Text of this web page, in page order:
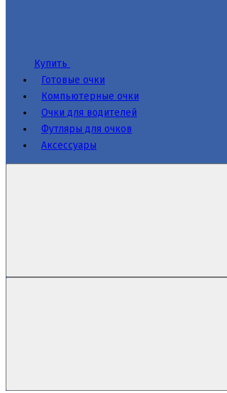
Купить
Готовые очки
Компьютерные очки
Очки для водителей
Футляры для очков
Аксессуары